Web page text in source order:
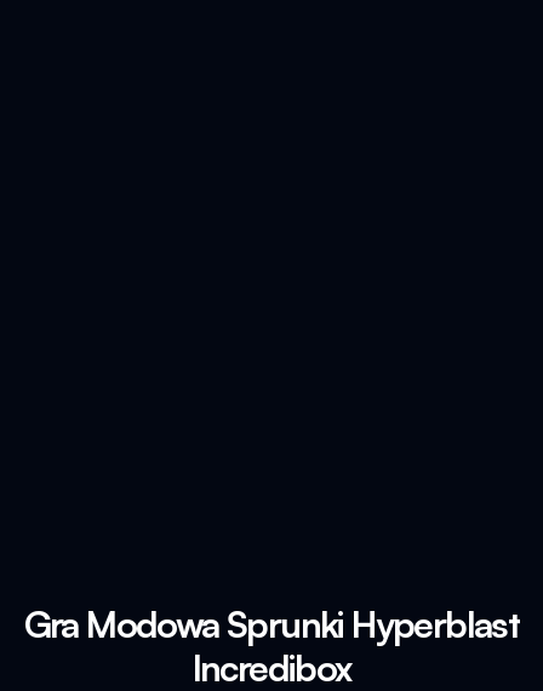
Gra Modowa Sprunki Hyperblast
Incredibox